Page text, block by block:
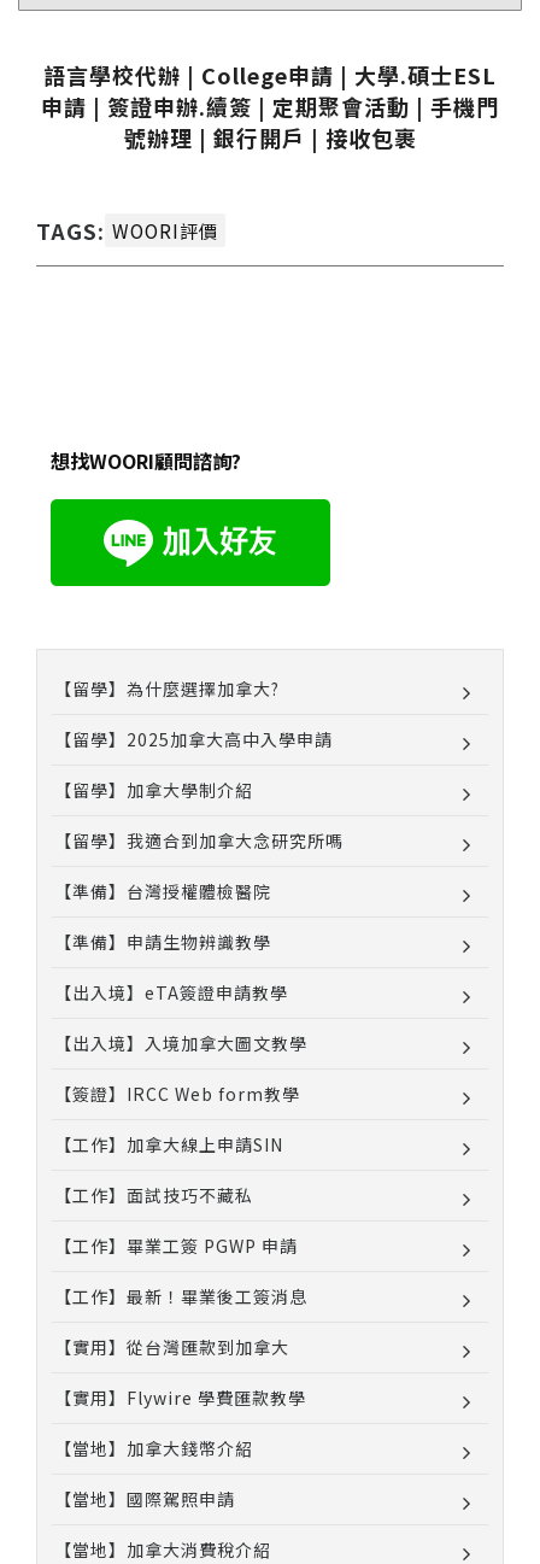
語言學校代辦 | College申請 | 大學.碩士ESL
申請 | 簽證申辦.續簽 | 定期聚會活動 | 手機門
號辦理 | 銀行開戶 | 接收包裹
TAGS: WOORI評價
想找WOORI顧問諮詢?
【留學】為什麼選擇加拿大?
【留學】2025加拿大高中入學申請
【留學】加拿大學制介紹
【留學】我適合到加拿大念研究所嗎
【準備】台灣授權體檢醫院
【準備】申請生物辨識教學
【出入境】eTA簽證申請教學
【出入境】入境加拿大圖文教學
【簽證】IRCC Web form教學
【工作】加拿大線上申請SIN
【工作】面試技巧不藏私
【工作】畢業工簽 PGWP 申請
【工作】最新！畢業後工簽消息
【實用】從台灣匯款到加拿大
【實用】Flywire 學費匯款教學
【當地】加拿大錢幣介紹
【當地】國際駕照申請
【當地】加拿大消費稅介紹